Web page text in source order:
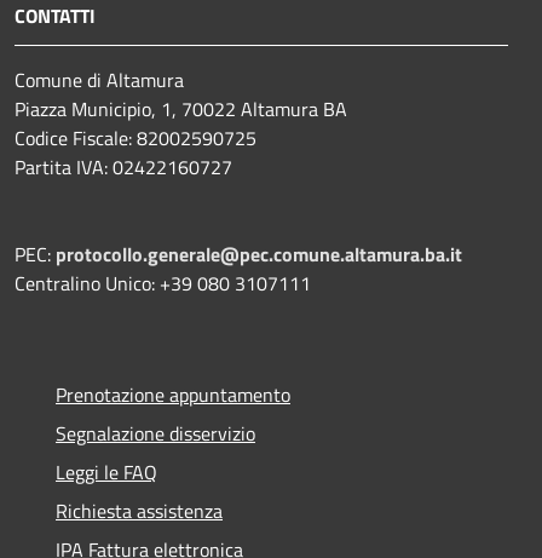
CONTATTI
Comune di Altamura
Piazza Municipio, 1, 70022 Altamura BA
Codice Fiscale: 82002590725
Partita IVA: 02422160727
PEC: protocollo.generale@pec.comune.altamura.ba.it
Centralino Unico: +39 080 3107111
Prenotazione appuntamento
Segnalazione disservizio
Leggi le FAQ
Richiesta assistenza
IPA Fattura elettronica